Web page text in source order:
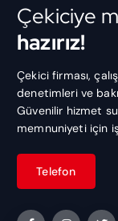
Çekiciye
hazırız!
Çekici firması,
denetimleri ve
Güvenilir hizmet
memnuniyeti için